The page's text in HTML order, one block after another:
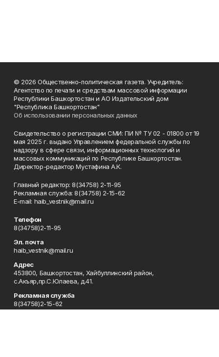
© 2026 Общественно-политическая газета. Учредитель:
Агентство по печати и средствам массовой информации
Республики Башкортостан и АО Издательский дом
"Республика Башкортостан"
Об использовании персональных данных
Свидетельство о регистрации СМИ: ПИ № ТУ 02 - 01800 от 19
мая 2025 г. выдано Управлением федеральной службы по
надзору в сфере связи, информационных технологий и
массовых коммуникаций по Республике Башкортостан.
Директор-редактор Мустафина А.К.
Главный редактор: 8(34758) 2-11-95
Рекламная служба: 8(34758) 2-15-62
Е-mаil: haib_vestnik@mail.ru
Телефон
8(34758)2-11-95
Эл. почта
haib_vestnik@mail.ru
Адрес
453800, Башкортостан, Хайбуллинский район,
с.Акъяр,пр.С.Юлаева, д.41.
Рекламная служба
8(34758)2-15-62